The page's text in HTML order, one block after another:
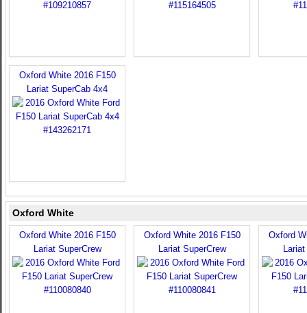
Oxford White 2016 F150
Lariat SuperCab 4x4
Oxford White
Oxford White 2016 F150
Lariat SuperCrew
Oxford White 2016 F150
Lariat SuperCrew
Oxford